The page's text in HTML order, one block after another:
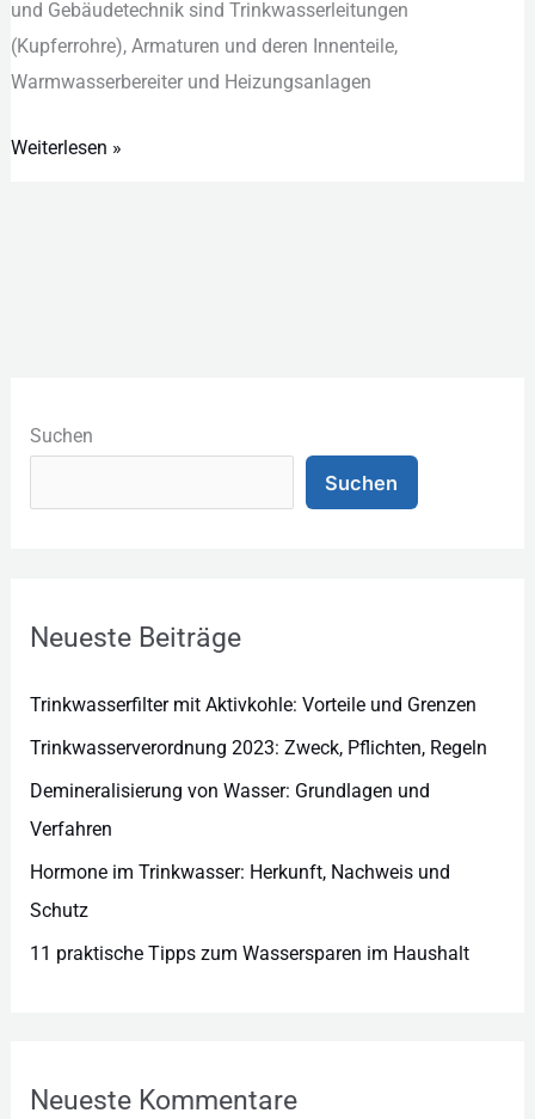
u‬nd Gebäudetechnik s‬ind Trinkwasserleitungen
(Kupferrohre), Armaturen u‬nd d‬eren Innenteile,
Warmwasserbereiter u‬nd Heizungsanlagen
Weiterlesen »
Suchen
Suchen
Neueste Beiträge
Trinkwasserfilter mit Aktivkohle: Vorteile und Grenzen
Trinkwasserverordnung 2023: Zweck, Pflichten, Regeln
Demineralisierung von Wasser: Grundlagen und
Verfahren
Hormone im Trinkwasser: Herkunft, Nachweis und
Schutz
11 praktische Tipps zum Wassersparen im Haushalt
Neueste Kommentare
a
e
r
e
n